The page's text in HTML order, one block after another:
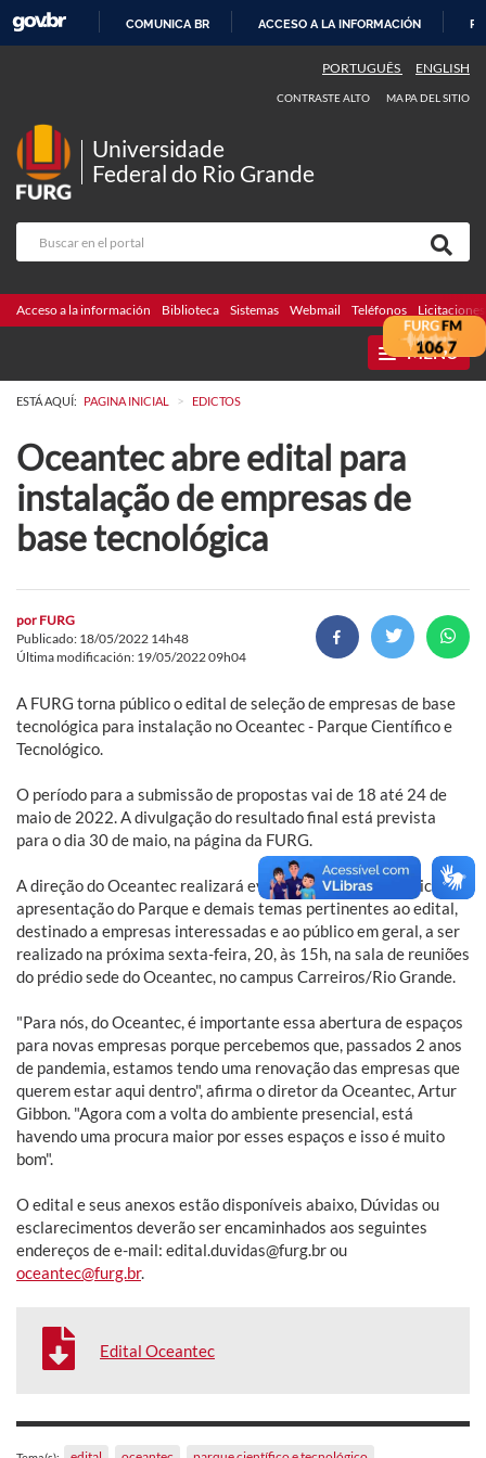
CONTENIDO
COMUNICA BR ACCESO A LA INFORMACIÓN
PORTUGUÊS ENGLISH
CONTRASTE ALTO MAPA DEL SITIO
Universidade
Federal do Rio Grande
Acceso a la información Biblioteca Sistemas Webmail Teléfonos Licitaciones
MENU
ESTÁ AQUÍ: PAGINA INICIAL > EDICTOS
Oceantec abre edital para
instalação de empresas de
base tecnológica
por FURG
Publicado: 18/05/2022 14h48
Última modificación: 19/05/2022 09h04
A FURG torna público o edital de seleção de empresas de base
tecnológica para instalação no Oceantec - Parque Científico e
Tecnológico.
O período para a submissão de propostas vai de 18 até 24 de
maio de 2022. A divulgação do resultado final está prevista
para o dia 30 de maio, na página da FURG.
A direção do Oceantec realizará evento presencial e público de
apresentação do Parque e demais temas pertinentes ao edital,
destinado a empresas interessadas e ao público em geral, a ser
realizado na próxima sexta-feira, 20, às 15h, na sala de reuniões
do prédio sede do Oceantec, no campus Carreiros/Rio Grande.
"Para nós, do Oceantec, é importante essa abertura de espaços
para novas empresas porque percebemos que, passados 2 anos
de pandemia, estamos tendo uma renovação das empresas que
querem estar aqui dentro", afirma o diretor da Oceantec, Artur
Gibbon. "Agora com a volta do ambiente presencial, está
havendo uma procura maior por esses espaços e isso é muito
bom".
O edital e seus anexos estão disponíveis abaixo, Dúvidas ou
esclarecimentos deverão ser encaminhados aos seguintes
endereços de e-mail: edital.duvidas@furg.br ou
oceantec@furg.br.
Edital Oceantec